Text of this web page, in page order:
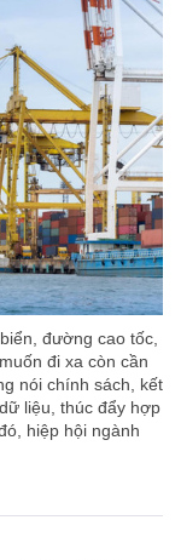
đường cao tốc,
đi xa còn cần
nói chính sách, kết
liệu, thúc đẩy hợp
hiệp hội ngành